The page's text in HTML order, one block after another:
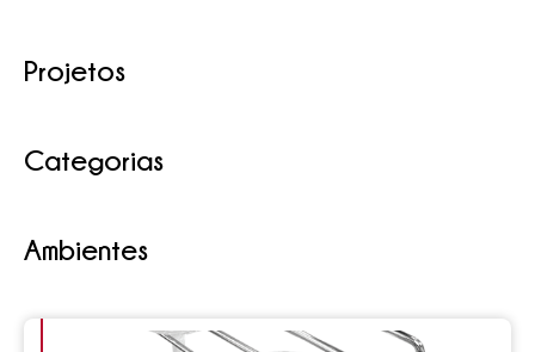
Projetos
Categorias
Ambientes